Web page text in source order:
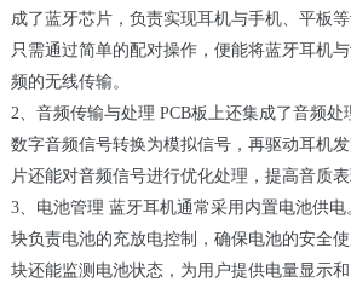
成了蓝牙芯片，负责实现耳机与手机、平板
只需通过简单的配对操作，便能将蓝牙耳机
频的无线传输。
2、音频传输与处理 PCB板上还集成了音频
数字音频信号转换为模拟信号，再驱动耳机
片还能对音频信号进行优化处理，提高音质表
3、电池管理 蓝牙耳机通常采用内置电池供
块负责电池的充放电控制，确保电池的安全
块还能监测电池状态，为用户提供电量显示和